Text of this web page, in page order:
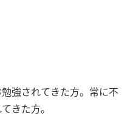
強されてきた方。常に不
きた方。